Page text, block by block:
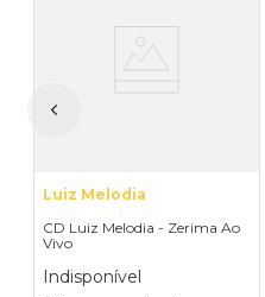
Luiz Melodia
CD Luiz Melodia - Zerima Ao
Vivo
Indisponível